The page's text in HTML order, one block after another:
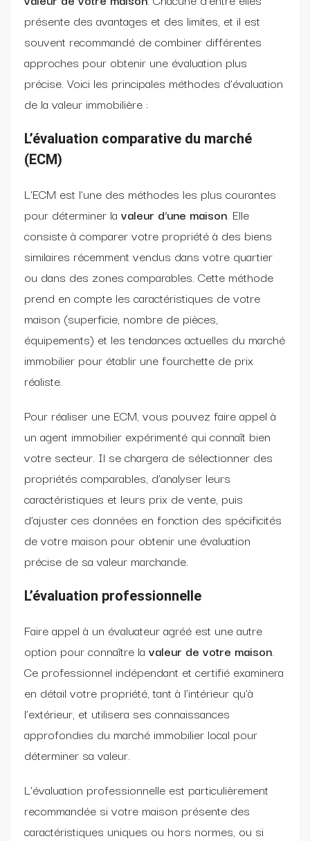
présente des avantages et des limites, et il est
souvent recommandé de combiner différentes
approches pour obtenir une évaluation plus
précise. Voici les principales méthodes d’évaluation
de la valeur immobilière :
L’évaluation comparative du marché
(ECM)
L’ECM est l’une des méthodes les plus courantes
pour déterminer la valeur d’une maison. Elle
consiste à comparer votre propriété à des biens
similaires récemment vendus dans votre quartier
ou dans des zones comparables. Cette méthode
prend en compte les caractéristiques de votre
maison (superficie, nombre de pièces,
équipements) et les tendances actuelles du marché
immobilier pour établir une fourchette de prix
réaliste.
Pour réaliser une ECM, vous pouvez faire appel à
un agent immobilier expérimenté qui connaît bien
votre secteur. Il se chargera de sélectionner des
propriétés comparables, d’analyser leurs
caractéristiques et leurs prix de vente, puis
d’ajuster ces données en fonction des spécificités
de votre maison pour obtenir une évaluation
précise de sa valeur marchande.
L’évaluation professionnelle
Faire appel à un évaluateur agréé est une autre
option pour connaître la valeur de votre maison.
Ce professionnel indépendant et certifié examinera
en détail votre propriété, tant à l’intérieur qu’à
l’extérieur, et utilisera ses connaissances
approfondies du marché immobilier local pour
déterminer sa valeur.
L’évaluation professionnelle est particulièrement
recommandée si votre maison présente des
caractéristiques uniques ou hors normes, ou si